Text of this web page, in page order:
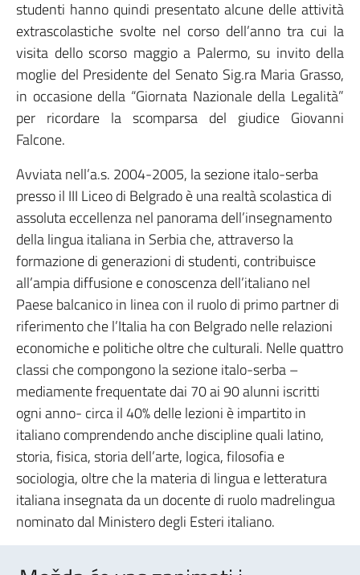
studenti hanno quindi presentato alcune delle attività
extrascolastiche svolte nel corso dell’anno tra cui la
visita dello scorso maggio a Palermo, su invito della
moglie del Presidente del Senato Sig.ra Maria Grasso,
in occasione della “Giornata Nazionale della Legalità”
per ricordare la scomparsa del giudice Giovanni
Falcone.
Avviata nell’a.s. 2004-2005, la sezione italo-serba
presso il III Liceo di Belgrado è una realtà scolastica di
assoluta eccellenza nel panorama dell’insegnamento
della lingua italiana in Serbia che, attraverso la
formazione di generazioni di studenti, contribuisce
all’ampia diffusione e conoscenza dell’italiano nel
Paese balcanico in linea con il ruolo di primo partner di
riferimento che l’Italia ha con Belgrado nelle relazioni
economiche e politiche oltre che culturali. Nelle quattro
classi che compongono la sezione italo-serba –
mediamente frequentate dai 70 ai 90 alunni iscritti
ogni anno- circa il 40% delle lezioni è impartito in
italiano comprendendo anche discipline quali latino,
storia, fisica, storia dell’arte, logica, filosofia e
sociologia, oltre che la materia di lingua e letteratura
italiana insegnata da un docente di ruolo madrelingua
nominato dal Ministero degli Esteri italiano.